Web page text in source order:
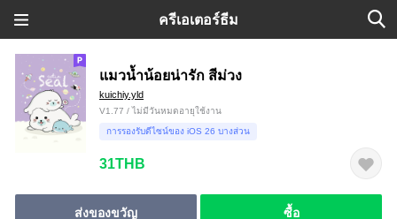
ครีเอเตอร์ธีม
แมวน้ำน้อยน่ารัก สีม่วง
kuichiy.yld
V1.77 / ไม่มีวันหมดอายุใช้งาน
การรองรับดีไซน์ของ iOS 26 บางส่วน
31THB
ส่งของขวัญ ซื้อ